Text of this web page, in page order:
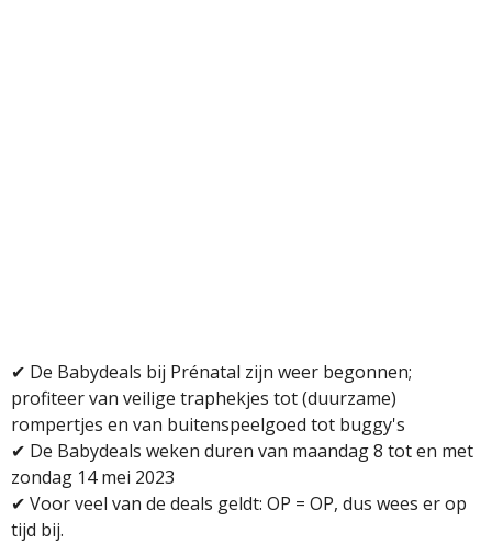
✔ De Babydeals bij Prénatal zijn weer begonnen;
profiteer van veilige traphekjes tot (duurzame)
rompertjes en van buitenspeelgoed tot buggy's
✔ De Babydeals weken duren van maandag 8 tot en met
zondag 14 mei 2023
✔ Voor veel van de deals geldt: OP = OP, dus wees er op
tijd bij.